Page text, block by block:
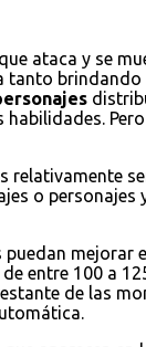
ataca y se
relativamente
o
entre 100 a
de las